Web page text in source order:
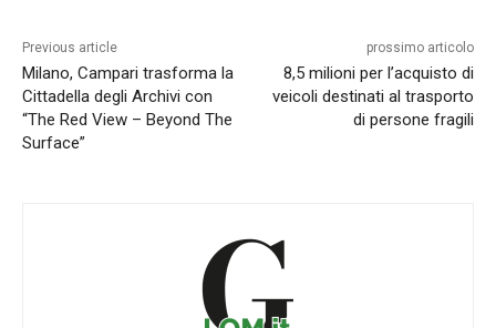
Previous article
Milano, Campari trasforma la
Cittadella degli Archivi con
“The Red View – Beyond The
Surface”
prossimo articolo
8,5 milioni per l’acquisto di
veicoli destinati al trasporto
di persone fragili